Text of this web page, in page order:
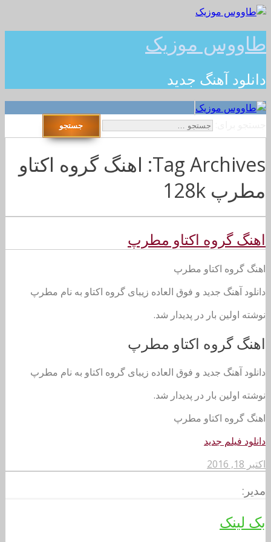
طاووس موزیک
دانلود آهنگ جدید
Tag Archives: اهنگ گروه اکتاو
مطرپ 128k
اهنگ گروه اکتاو مطرپ
اهنگ گروه اکتاو مطرپ
دانلود آهنگ جدید و فوق العاده زیبای گروه اکتاو به نام مطرپ
نوشته اولین بار در پدیدار شد.
اهنگ گروه اکتاو مطرپ
دانلود آهنگ جدید و فوق العاده زیبای گروه اکتاو به نام مطرپ
نوشته اولین بار در پدیدار شد.
اهنگ گروه اکتاو مطرپ
دانلود فیلم جدید
اکتبر 18, 2016
مدیر:
بک لینک